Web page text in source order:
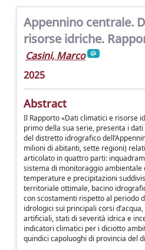
Appennino centrale.
risorse idriche.
Casini, Marco
2025
Abstract
Il Rapporto «Dati climatici e risorse
primo della sua serie, presenta i
del distretto idrografico
milioni di abitanti, sette regioni)
articolato in quattro parti:
sistema di monitoraggio ambientale
temperature e precipitazioni
territoriale ottimale, bacino
con scostamenti rispetto al periodo
idrologici sui principali corsi
artificiali, stati di severità idrica e
indicatori climatici per i diciotto
quindici capoluoghi di provincia del